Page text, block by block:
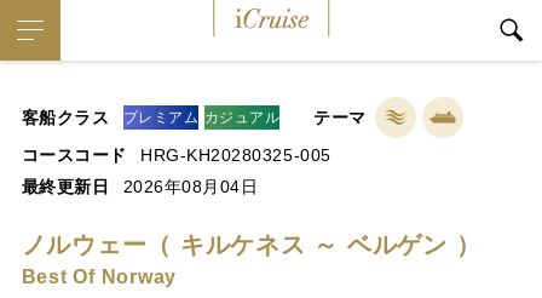
客船クラス プレミアム カジュアル
テーマ
コースコード
HRG-KH20280325-005
最終更新日
2026年08月04日
ノルウェー（ キルケネス ～ ベルゲン ）
Best Of Norway